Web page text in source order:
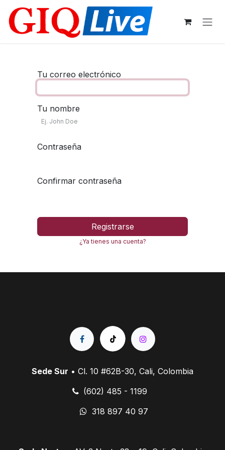
Ir al contenido
Tu correo electrónico
Tu nombre
Contraseña
Confirmar contraseña
Registrarse
¿Ya tienes una cuenta?
Sede Sur • Cl. 10 #62B-30, Cali, Colombia
(602) 485 - 1199
318 897 40 97